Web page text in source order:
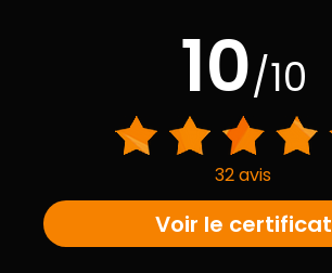
10/10
32 avis
Voir le certificat